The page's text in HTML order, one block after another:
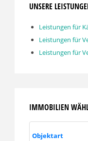
UNSERE
Leistungen für
Leistungen für
Leistungen für
IMMOBILIEN
Objektart